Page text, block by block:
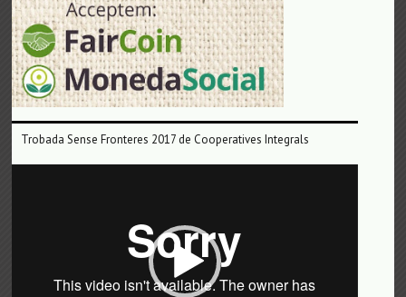
Trobada Sense Fronteres 2017 de Cooperatives Integrals